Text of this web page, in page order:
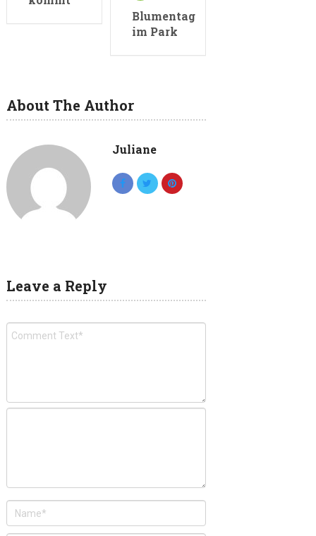
Blumentag
im Park
About The Author
Juliane
Leave a Reply